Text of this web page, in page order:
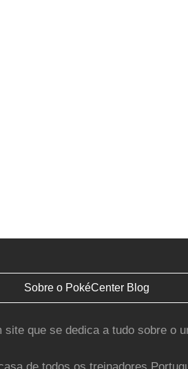
Sobre o PokéCenter Blog
que se dedica a tudo sobre o